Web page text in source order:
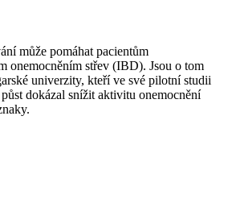
může pomáhat pacientům
onemocněním střev (IBD). Jsou o tom
univerzity, kteří ve své pilotní studii
dokázal snížit aktivitu onemocnění